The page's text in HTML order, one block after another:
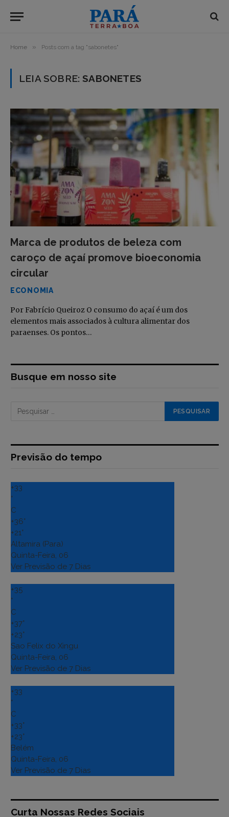
Home » Posts com a tag "sabonetes"
LEIA SOBRE:SABONETES
Marca de produtos de beleza com
caroço de açaí promove bioeconomia
circular
ECONOMIA
Por Fabrício Queiroz O consumo do açaí é um dos
elementos mais associados à cultura alimentar dos
paraenses. Os pontos…
Busque em nosso site
Previsão do tempo
+33
°
C
+36°
+21°
Altamira (Para)
Quinta-Feira, 06
Ver Previsão de 7 Dias
+35
°
C
+37°
+23°
Sao Felix do Xingu
Quinta-Feira, 06
Ver Previsão de 7 Dias
+33
°
C
+33°
+23°
Belém
Quinta-Feira, 06
Ver Previsão de 7 Dias
Curta Nossas Redes Sociais